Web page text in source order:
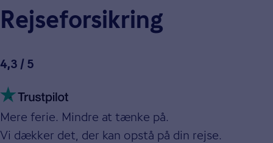
Rejseforsikring
4,3 / 5
Mere ferie. Mindre at tænke på.
Vi dækker det, der kan opstå på din rejse.